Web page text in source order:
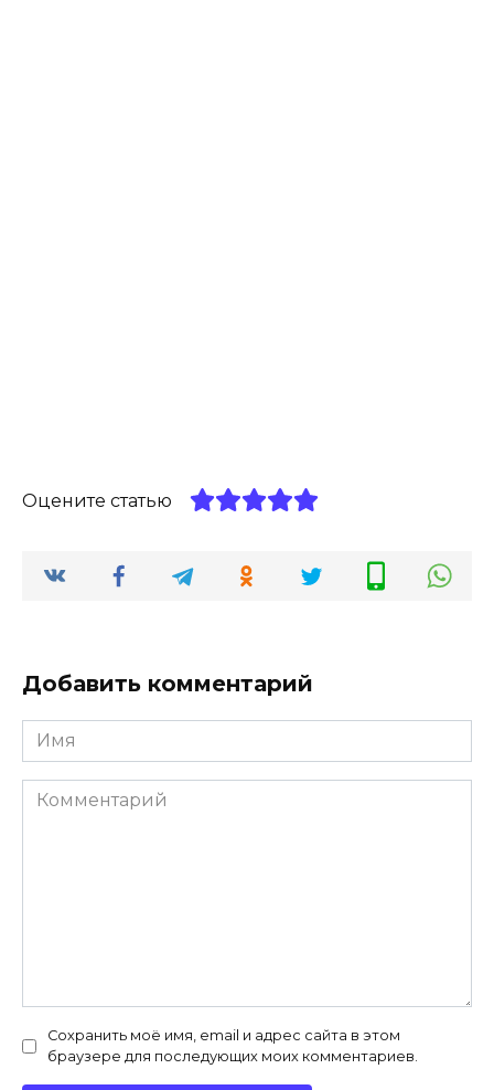
Оцените статью
Добавить комментарий
Имя
*
Комментарий
Сохранить моё имя, email и адрес сайта в этом
браузере для последующих моих комментариев.